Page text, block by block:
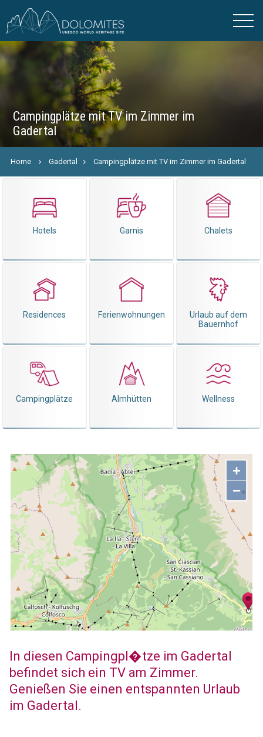
Campingplätze mit TV im Zimmer im
Gadertal
Home Gadertal Campingplätze mit TV im Zimmer im Gadertal
Hotels Garnis Chalets
Residences Ferienwohnungen
Urlaub auf dem
Bauernhof
Campingplätze Almhütten Wellness
+
−
In diesen Campingpl�tze im Gadertal
befindet sich ein TV am Zimmer.
Genießen Sie einen entspannten Urlaub
im Gadertal.